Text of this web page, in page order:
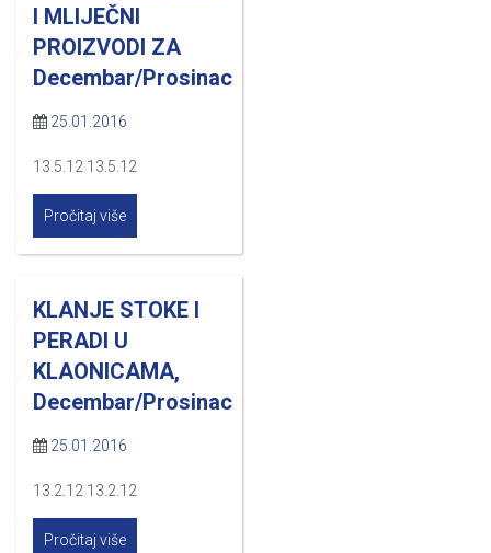
I MLIJEČNI
PROIZVODI ZA
Decembar/Prosinac
25.01.2016
13.5.12 13.5.12
Pročitaj više
KLANJE STOKE I
PERADI U
KLAONICAMA,
Decembar/Prosinac
25.01.2016
13.2.12 13.2.12
Pročitaj više